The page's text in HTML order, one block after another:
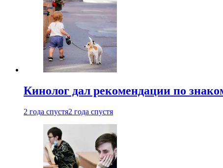
Кинолог дал рекомендации по
2 года спустя2 года спустя